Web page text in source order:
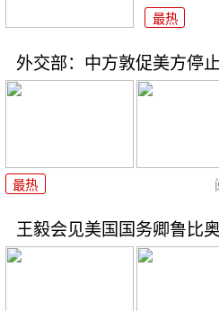
最热
外交部：中方敦促美方停
最热
王毅会见美国国务卿鲁比奥